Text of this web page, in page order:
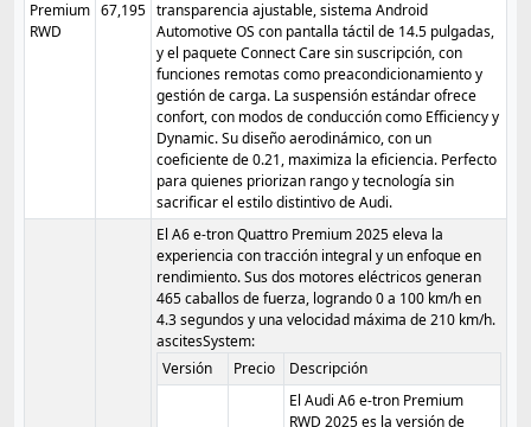
Premium
RWD
67,195 transparencia ajustable, sistema Android
Automotive OS con pantalla táctil de 14.5 pulgadas,
y el paquete Connect Care sin suscripción, con
funciones remotas como preacondicionamiento y
gestión de carga. La suspensión estándar ofrece
confort, con modos de conducción como Efficiency y
Dynamic. Su diseño aerodinámico, con un
coeficiente de 0.21, maximiza la eficiencia. Perfecto
para quienes priorizan rango y tecnología sin
sacrificar el estilo distintivo de Audi.
El A6 e-tron Quattro Premium 2025 eleva la
experiencia con tracción integral y un enfoque en
rendimiento. Sus dos motores eléctricos generan
465 caballos de fuerza, logrando 0 a 100 km/h en
4.3 segundos y una velocidad máxima de 210 km/h.
ascitesSystem:
Versión
Precio Descripción
El Audi A6 e-tron Premium
RWD 2025 es la versión de